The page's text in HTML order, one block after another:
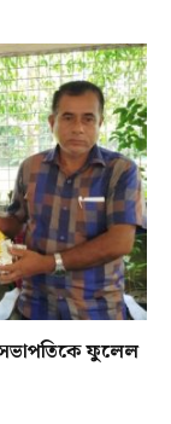
সভাপতিকে ফুলেল